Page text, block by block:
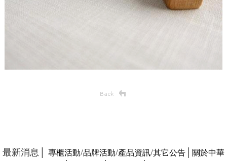
最新消息│ 專櫃活動/品牌活動/產品資訊/其它公告
關於中華